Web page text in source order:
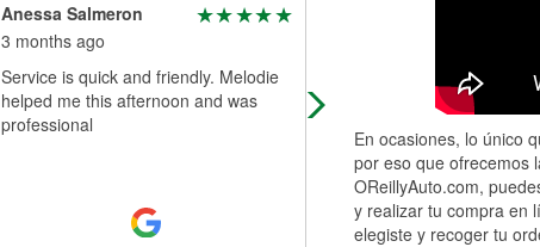
Anessa Salmeron
3 months ago
Service is quick and friendly. Melodie
helped me this afternoon and was
professional
Loved i was able to pick
the part that was ordered
En ocasiones, lo único
por eso que ofrecemos
OReillyAuto.com,
y realizar tu compra en
elegiste y recoger tu